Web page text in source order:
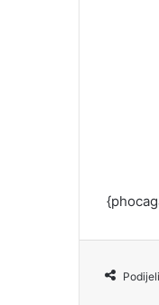
Podijeli